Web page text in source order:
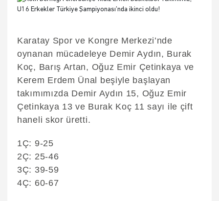
Karatay Spor ve Kongre Merkezi’nde
oynanan mücadeleye Demir Aydın, Burak
Koç, Barış Artan, Oğuz Emir Çetinkaya ve
Kerem Erdem Ünal beşiyle başlayan
takımımızda Demir Aydın 15, Oğuz Emir
Çetinkaya 13 ve Burak Koç 11 sayı ile çift
haneli skor üretti.
1Ç: 9-25
2Ç: 25-46
3Ç: 39-59
4Ç: 60-67